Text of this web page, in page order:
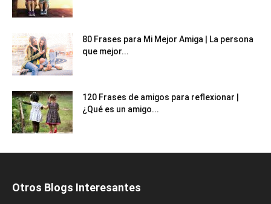
80 Frases para Mi Mejor Amiga | La persona
que mejor...
120 Frases de amigos para reflexionar |
¿Qué es un amigo...
Otros Blogs Interesantes